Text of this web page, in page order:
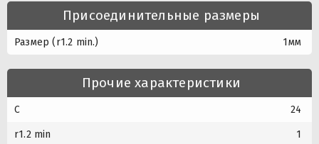
Присоединительные размеры
Размер (r1.2 min.) 1мм
Прочие характеристики
C 24
r1.2 min 1